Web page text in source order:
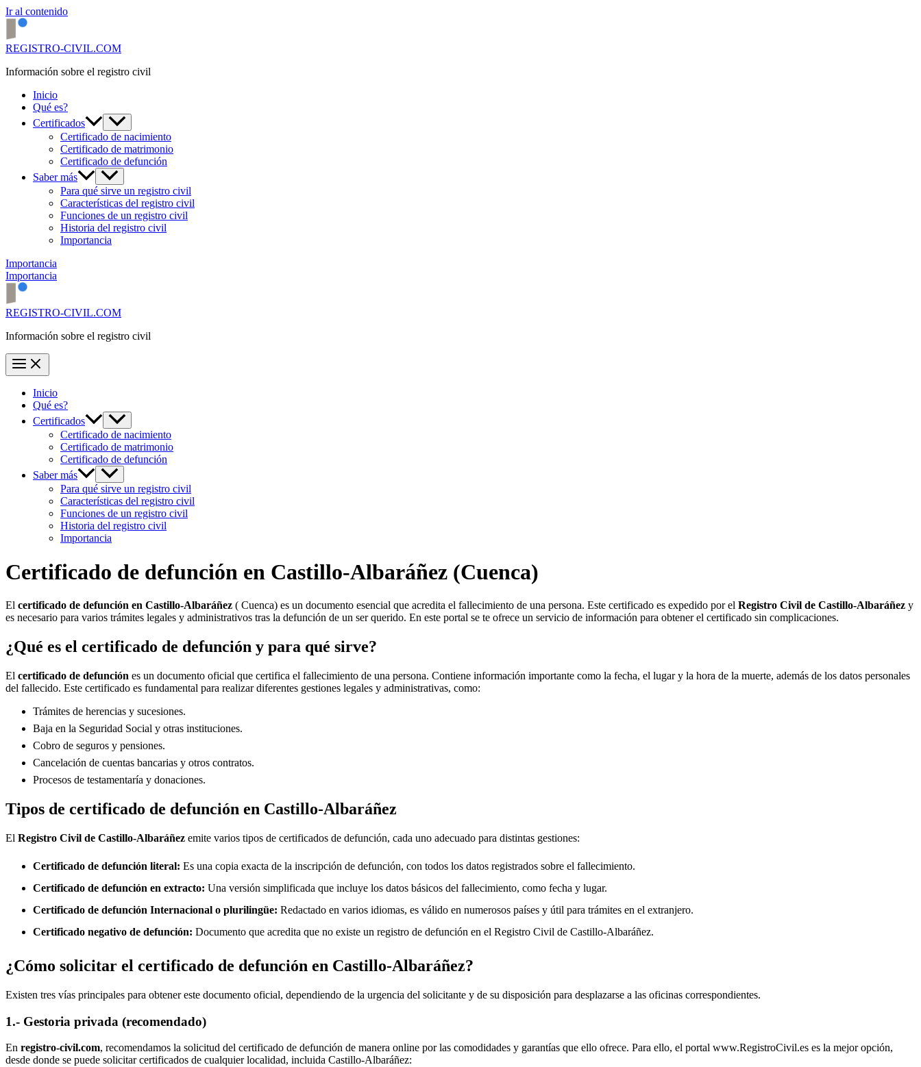
Ir al contenido
REGISTRO-CIVIL.COM
Información sobre el registro civil
Inicio
Qué es?
Certificados
Certificado de nacimiento
Certificado de matrimonio
Certificado de defunción
Saber más
Para qué sirve un registro civil
Características del registro civil
Funciones de un registro civil
Historia del registro civil
Importancia
Importancia
Importancia
REGISTRO-CIVIL.COM
Información sobre el registro civil
Inicio
Qué es?
Certificados
Certificado de nacimiento
Certificado de matrimonio
Certificado de defunción
Saber más
Para qué sirve un registro civil
Características del registro civil
Funciones de un registro civil
Historia del registro civil
Importancia
Certificado de defunción en Castillo-Albaráñez (Cuenca)
El certificado de defunción en Castillo-Albaráñez ( Cuenca) es un documento esencial que acredita el fallecimiento de una persona. Este certificado es expedido por el Registro Civil de Castillo-Albaráñez y
es necesario para varios trámites legales y administrativos tras la defunción de un ser querido. En este portal se te ofrece un servicio de información para obtener el certificado sin complicaciones.
¿Qué es el certificado de defunción y para qué sirve?
El certificado de defunción es un documento oficial que certifica el fallecimiento de una persona. Contiene información importante como la fecha, el lugar y la hora de la muerte, además de los datos personales
del fallecido. Este certificado es fundamental para realizar diferentes gestiones legales y administrativas, como:
Trámites de herencias y sucesiones.
Baja en la Seguridad Social y otras instituciones.
Cobro de seguros y pensiones.
Cancelación de cuentas bancarias y otros contratos.
Procesos de testamentaría y donaciones.
Tipos de certificado de defunción en Castillo-Albaráñez
El Registro Civil de Castillo-Albaráñez emite varios tipos de certificados de defunción, cada uno adecuado para distintas gestiones:
Certificado de defunción literal: Es una copia exacta de la inscripción de defunción, con todos los datos registrados sobre el fallecimiento.
Certificado de defunción en extracto: Una versión simplificada que incluye los datos básicos del fallecimiento, como fecha y lugar.
Certificado de defunción Internacional o plurilingüe: Redactado en varios idiomas, es válido en numerosos países y útil para trámites en el extranjero.
Certificado negativo de defunción: Documento que acredita que no existe un registro de defunción en el Registro Civil de Castillo-Albaráñez.
¿Cómo solicitar el certificado de defunción en Castillo-Albaráñez?
Existen tres vías principales para obtener este documento oficial, dependiendo de la urgencia del solicitante y de su disposición para desplazarse a las oficinas correspondientes.
1.- Gestoria privada (recomendado)
En registro-civil.com, recomendamos la solicitud del certificado de defunción de manera online por las comodidades y garantías que ello ofrece. Para ello, el portal www.RegistroCivil.es es la mejor opción,
desde donde se puede solicitar certificados de cualquier localidad, incluida Castillo-Albaráñez: